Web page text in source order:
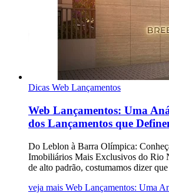
Dicas Web Lançamentos
Web Lançamentos: Uma
dos Lançamentos que
Do Leblon à Barra Olímpica:
Imobiliários Mais Exclusivos do Rio
de alto padrão, costumamos dizer
veja mais Web Lançamentos: Uma